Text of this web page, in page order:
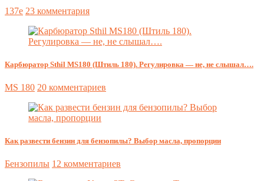
137e 23 комментария
Карбюратор Sthil MS180 (Штиль 180). Регулировка — не, не слышал….
MS 180 20 комментариев
Как развести бензин для бензопилы? Выбор масла, пропорции
Бензопилы 12 комментариев